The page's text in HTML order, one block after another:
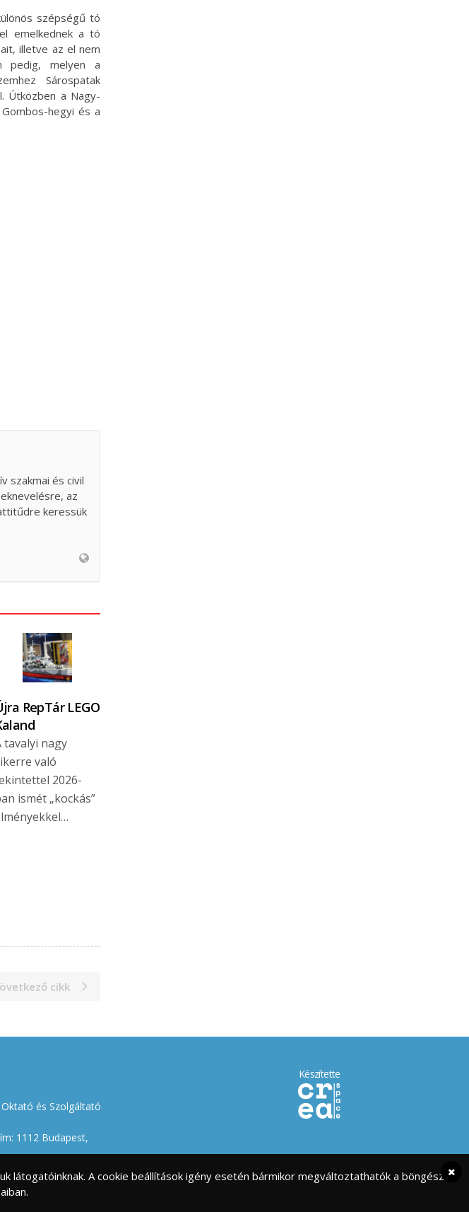
szépségű tó
emelkednek a tó
illetve az el nem
pedig, melyen a
Sárospatak
Útközben a Nagy-
hegyi és a
szakmai és civil
az
keressük
RepTár LEGO
tavalyi nagy
való
2026-
ismét „kockás”
cikk
és Szolgáltató
1112 Budapest,
966630
43
Készítette
látogatóinknak. A cookie beállítások igény esetén bármikor megváltoztathatók a böngésző